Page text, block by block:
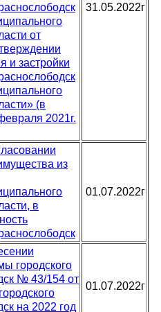
от
и застройки
(в
2021г.
31.05.2022г
из
в
01.07.2022г
городского
№ 43/154 от
на 2022 год
01.07.2022г